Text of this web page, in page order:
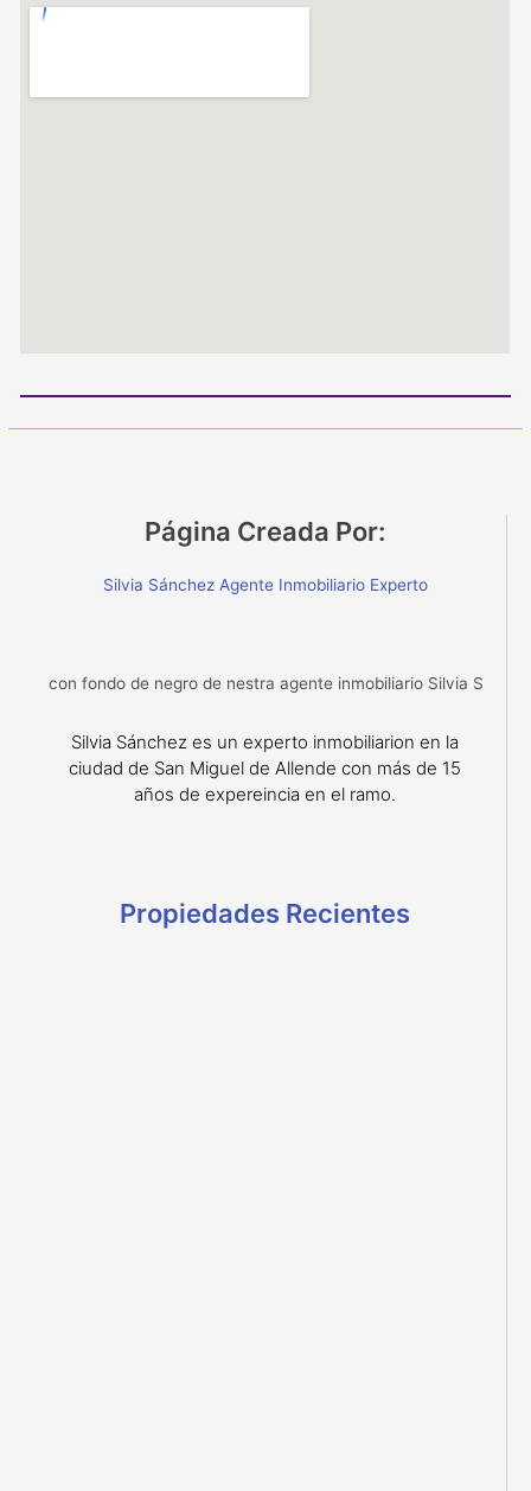
Página Creada Por:
Silvia Sánchez Agente Inmobiliario Experto
Silvia Sánchez es un experto inmobiliarion en la
ciudad de San Miguel de Allende con más de 15
años de expereincia en el ramo.
Propiedades Recientes